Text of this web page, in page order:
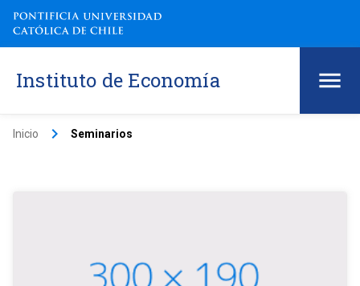
Instituto de Economía
Inicio keyboard_arrow_right Seminarios